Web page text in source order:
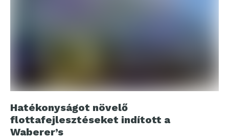
Hatékonyságot növelő
flottafejlesztéseket indított a
Waberer’s